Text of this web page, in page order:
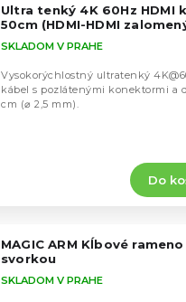
Ultra tenký 4K 60Hz HDMI
50cm (HDMI-HDMI
SKLADOM V PRAHE
Do
Vysokorýchlostný ultratenký
kábel s pozlátenými konektormi a
cm (⌀ 2,5 mm).
MAGIC ARM Kĺbové rameno
svorkou
SKLADOM V PRAHE